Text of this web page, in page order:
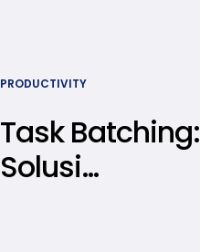
PRODUCTIVITY
Task Batching:
Solusi